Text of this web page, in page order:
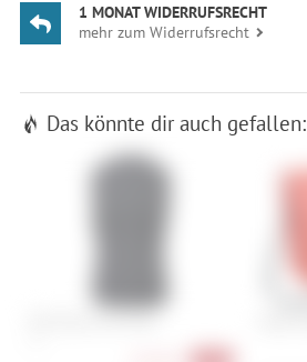
1 MONAT WIDERRUFSRECHT
mehr zum Widerrufsrecht
Das könnte dir auch gefallen:
POC Oseus VPD Torso